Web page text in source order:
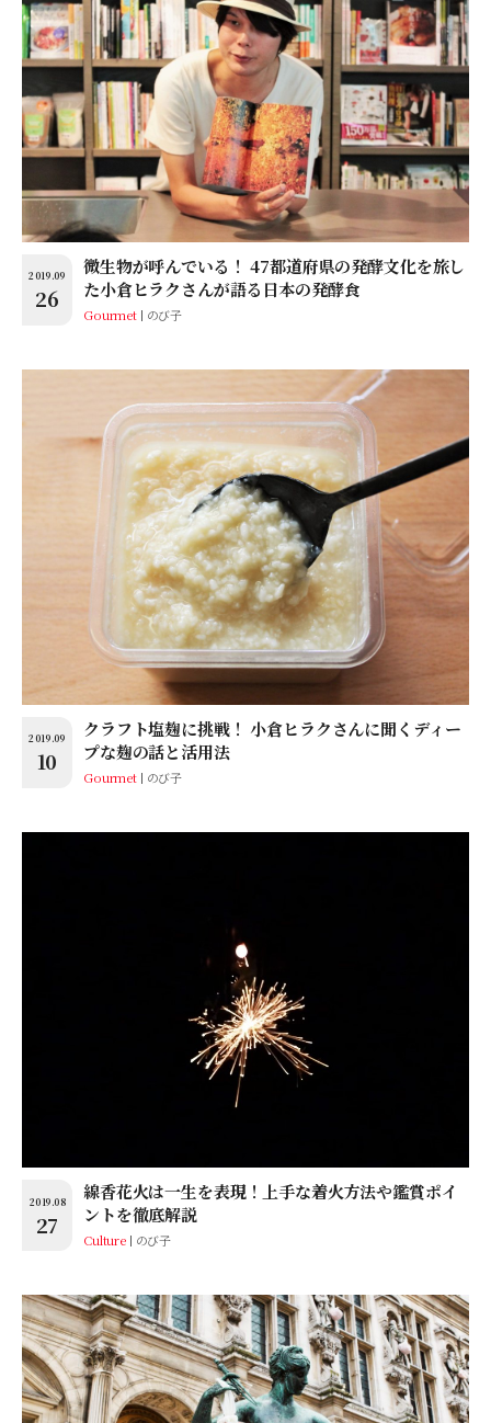
2019.09
26
微生物が呼んでいる！ 47都道府県の発酵文化を旅し
た小倉ヒラクさんが語る日本の発酵食
Gourmet のび子
2019.09
10
クラフト塩麹に挑戦！ 小倉ヒラクさんに聞くディー
プな麹の話と活用法
Gourmet のび子
2019.08
27
線香花火は一生を表現！上手な着火方法や鑑賞ポイ
ントを徹底解説
Culture のび子